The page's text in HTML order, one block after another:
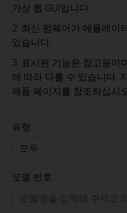
가상 웹 GUI입니다.
2. 최신 펌웨어가 에뮬레이
있습니다.
3. 표시된 기능은 참고용이
에 따라 다를 수 있습니다.
제품 페이지를 참조하십시
유형:
모델 번호: